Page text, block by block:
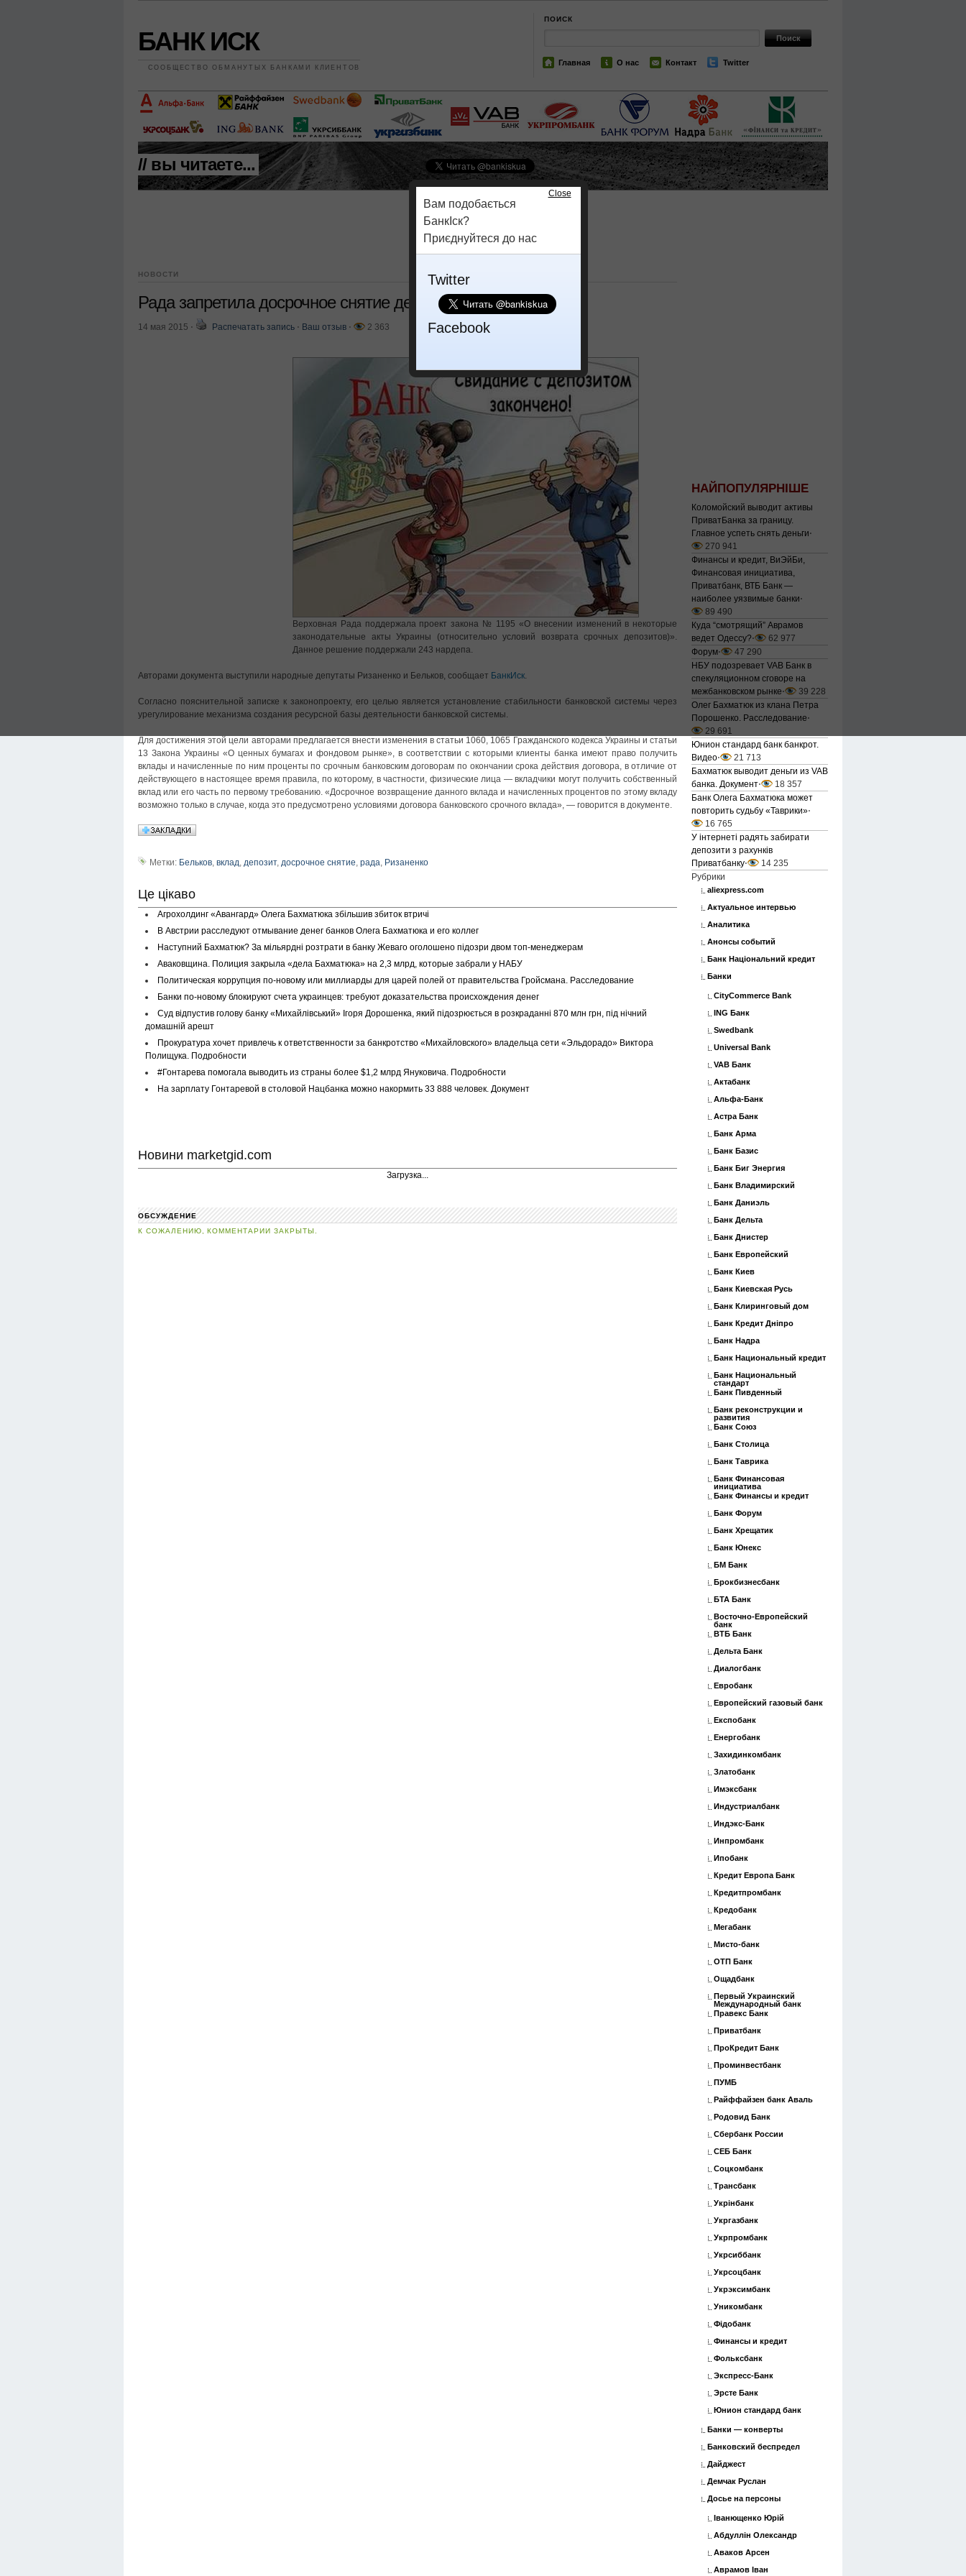
БАНК ИСК
СООБЩЕСТВО ОБМАНУТЫХ БАНКАМИ КЛИЕНТОВ
ПОИСК
Главная О нас Контакт Twitter
// вы читаете...
НОВОСТИ
Рада запретила досрочное снятие депозитов
14 мая 2015 ⋅ Распечатать запись ⋅ Ваш отзыв ⋅ 2 363
Верховная Рада поддержала проект закона № 1195 «О внесении изменений в некоторые
законодательные акты Украины (относительно условий возврата срочных депозитов)».
Данное решение поддержали 243 нардепа.
Авторами документа выступили народные депутаты Ризаненко и Бельков, сообщает БанкИск.
Согласно пояснительной записке к законопроекту, его целью является установление стабильности банковской системы через
урегулирование механизма создания ресурсной базы деятельности банковской системы.
Для достижения этой цели авторами предлагается внести изменения в статьи 1060, 1065 Гражданского кодекса Украины и статьи
13 Закона Украины «О ценных бумагах и фондовом рынке», в соответствии с которыми клиенты банка имеют право получить
вклады и начисленные по ним проценты по срочным банковским договорам по окончании срока действия договора, в отличие от
действующего в настоящее время правила, по которому, в частности, физические лица — вкладчики могут получить собственный
вклад или его часть по первому требованию. «Досрочное возвращение данного вклада и начисленных процентов по этому вкладу
возможно только в случае, когда это предусмотрено условиями договора банковского срочного вклада», — говорится в документе.
Метки: Бельков, вклад, депозит, досрочное снятие, рада, Ризаненко
Це цікаво
Агрохолдинг «Авангард» Олега Бахматюка збільшив збиток втричі
В Австрии расследуют отмывание денег банков Олега Бахматюка и его коллег
Наступний Бахматюк? За мільярдні розтрати в банку Жеваго оголошено підозри двом топ-менеджерам
Аваковщина. Полиция закрыла «дела Бахматюка» на 2,3 млрд, которые забрали у НАБУ
Политическая коррупция по-новому или миллиарды для царей полей от правительства Гройсмана. Расследование
Банки по-новому блокируют счета украинцев: требуют доказательства происхождения денег
Суд відпустив голову банку «Михайлівський» Ігоря Дорошенка, який підозрюється в розкраданні 870 млн грн, під нічний
домашній арешт
Прокуратура хочет привлечь к ответственности за банкротство «Михайловского» владельца сети «Эльдорадо» Виктора
Полищука. Подробности
#Гонтарева помогала выводить из страны более $1,2 млрд Януковича. Подробности
На зарплату Гонтаревой в столовой Нацбанка можно накормить 33 888 человек. Документ
Новини marketgid.com
Загрузка...
ОБСУЖДЕНИЕ
К СОЖАЛЕНИЮ, КОММЕНТАРИИ ЗАКРЫТЫ.
НАЙПОПУЛЯРНІШЕ
Коломойский выводит активы
ПриватБанка за границу.
Главное успеть снять деньги⋅
270 941
Финансы и кредит, ВиЭйБи,
Финансовая инициатива,
Приватбанк, ВТБ Банк —
наиболее уязвимые банки⋅
89 490
Куда “смотрящий” Аврамов
ведет Одессу?⋅
62 977
Форум⋅
47 290
НБУ подозревает VAB Банк в
спекуляционном сговоре на
межбанковском рынке⋅
39 228
Олег Бахматюк из клана Петра
Порошенко. Расследование⋅
29 691
Юнион стандард банк банкрот.
Видео⋅
21 713
Бахматюк выводит деньги из VAB
банка. Документ⋅
18 357
Банк Олега Бахматюка может
повторить судьбу «Таврики»⋅
16 765
У інтернеті радять забирати
депозити з рахунків
Приватбанку⋅
14 235
Рубрики
aliexpress.com
Актуальное интервью
Аналитика
Анонсы событий
Банк Національний кредит
Банки
CityCommerce Bank
ING Банк
Swedbank
Universal Bank
VAB Банк
Актабанк
Альфа-Банк
Астра Банк
Банк Арма
Банк Базис
Банк Биг Энергия
Банк Владимирский
Банк Даниэль
Банк Дельта
Банк Днистер
Банк Европейский
Банк Киев
Банк Киевская Русь
Банк Клиринговый дом
Банк Кредит Дніпро
Банк Надра
Банк Национальный кредит
Банк Национальный
стандарт
Банк Пивденный
Банк реконструкции и
развития
Банк Союз
Банк Столица
Банк Таврика
Банк Финансовая
инициатива
Банк Финансы и кредит
Банк Форум
Банк Хрещатик
Банк Юнекс
БМ Банк
Брокбизнесбанк
БТА Банк
Восточно-Европейский
банк
ВТБ Банк
Дельта Банк
Диалогбанк
Евробанк
Европейский газовый банк
Експобанк
Енергобанк
Захидинкомбанк
Златобанк
Имэксбанк
Индустриалбанк
Индэкс-Банк
Инпромбанк
Ипобанк
Кредит Европа Банк
Кредитпромбанк
Кредобанк
Мегабанк
Мисто-банк
ОТП Банк
Ощадбанк
Первый Украинский
Международный банк
Правекс Банк
Приватбанк
ПроКредит Банк
Проминвестбанк
ПУМБ
Райффайзен банк Аваль
Родовид Банк
Сбербанк России
СЕБ Банк
Соцкомбанк
Трансбанк
Укрінбанк
Укргазбанк
Укрпромбанк
Укрсиббанк
Укрсоцбанк
Укрэксимбанк
Уникомбанк
Фідобанк
Финансы и кредит
Фольксбанк
Экспресс-Банк
Эрсте Банк
Юнион стандард банк
Банки — конверты
Банковский беспредел
Дайджест
Демчак Руслан
Досье на персоны
Іванющенко Юрій
Абдуллін Олександр
Аваков Арсен
Аврамов Іван
Close
Вам подобається
БанкІск?
Приєднуйтеся до нас
Twitter
Facebook